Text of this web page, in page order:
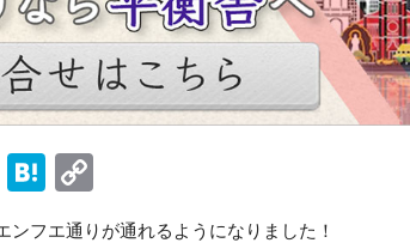
Hatena
Copy
Link
フエ通りが通れるようになりました！